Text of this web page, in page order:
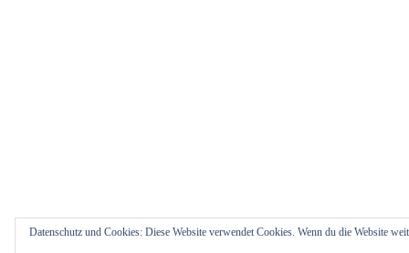
Datenschutz und Cookies: Diese Website verwendet Cookies. Wenn du die Website